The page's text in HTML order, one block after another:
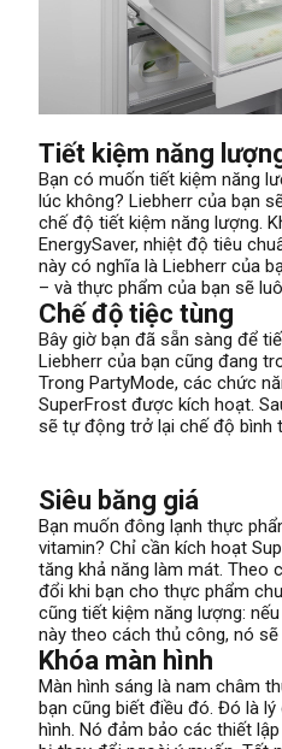
Tiết kiệm năng
Bạn có muốn tiết kiệm năng
lúc không? Liebherr của bạn
chế độ tiết kiệm năng lượng.
EnergySaver, nhiệt độ tiêu
này có nghĩa là Liebherr của
– và thực phẩm của bạn sẽ
Chế độ tiệc tùng
Bây giờ bạn đã sẵn sàng để
Liebherr của bạn cũng đang
Trong PartyMode, các chức
SuperFrost được kích hoạt.
sẽ tự động trở lại chế độ bình
Siêu băng giá
Bạn muốn đông lạnh thực
vitamin? Chỉ cần kích hoạt
tăng khả năng làm mát. Theo
đổi khi bạn cho thực phẩm
cũng tiết kiệm năng lượng:
này theo cách thủ công, nó
Khóa màn hình
Màn hình sáng là nam châm
bạn cũng biết điều đó. Đó là
hình. Nó đảm bảo các thiết